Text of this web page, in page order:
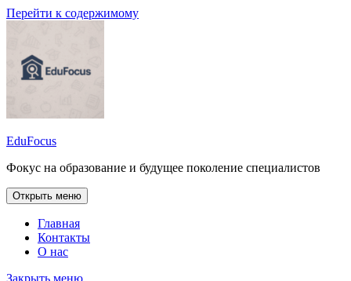
Перейти к содержимому
EduFocus
Фокус на образование и будущее поколение специалистов
Открыть меню
Главная
Контакты
О нас
Закрыть меню